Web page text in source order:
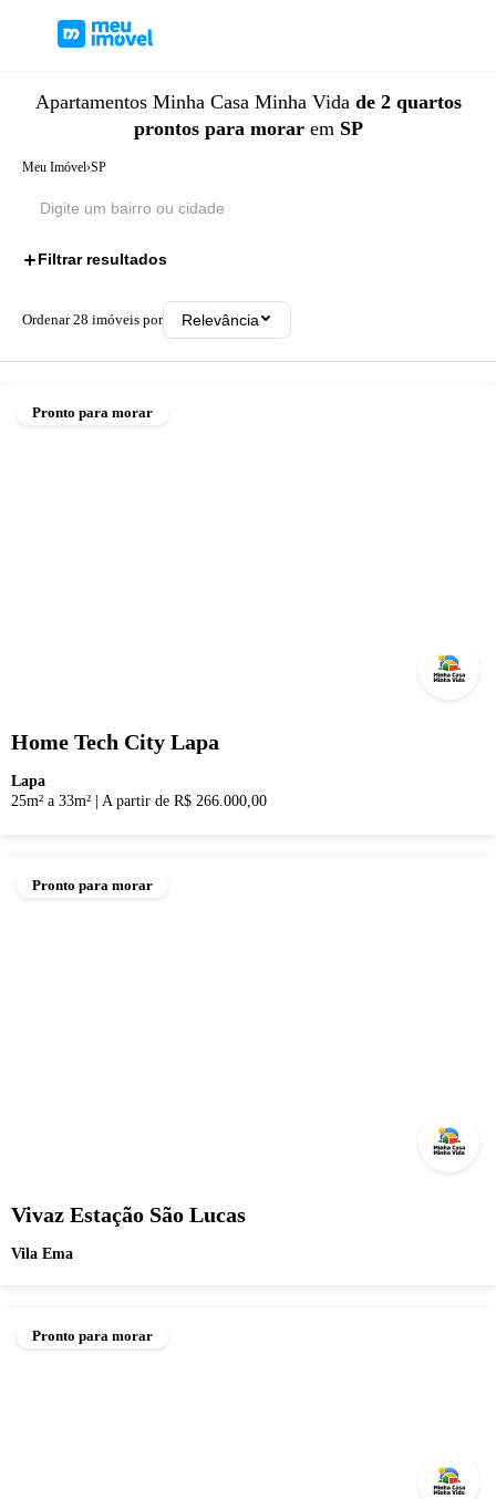
Apartamentos Minha Casa Minha Vida de 2 quartos
prontos para morar em SP
Meu Imóvel›SP
Filtrar resultados
Ordenar28 imóveis por Relevância
Pronto para morar
Home Tech City Lapa
Lapa
25m² a 33m²
A partir de R$ 266.000,00
Pronto para morar
Vivaz Estação São Lucas
Vila Ema
Pronto para morar